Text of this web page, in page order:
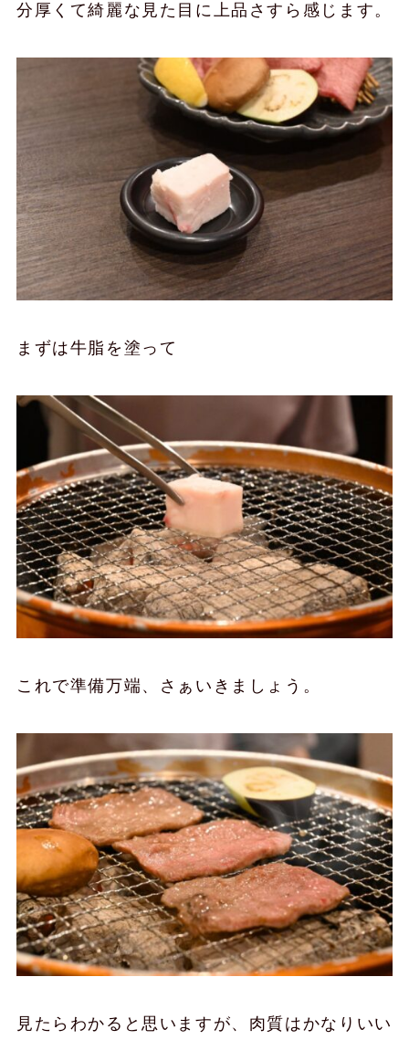
分厚くて綺麗な見た目に上品さすら感じます。
まずは牛脂を塗って
これで準備万端、さぁいきましょう。
見たらわかると思いますが、肉質はかなりいい